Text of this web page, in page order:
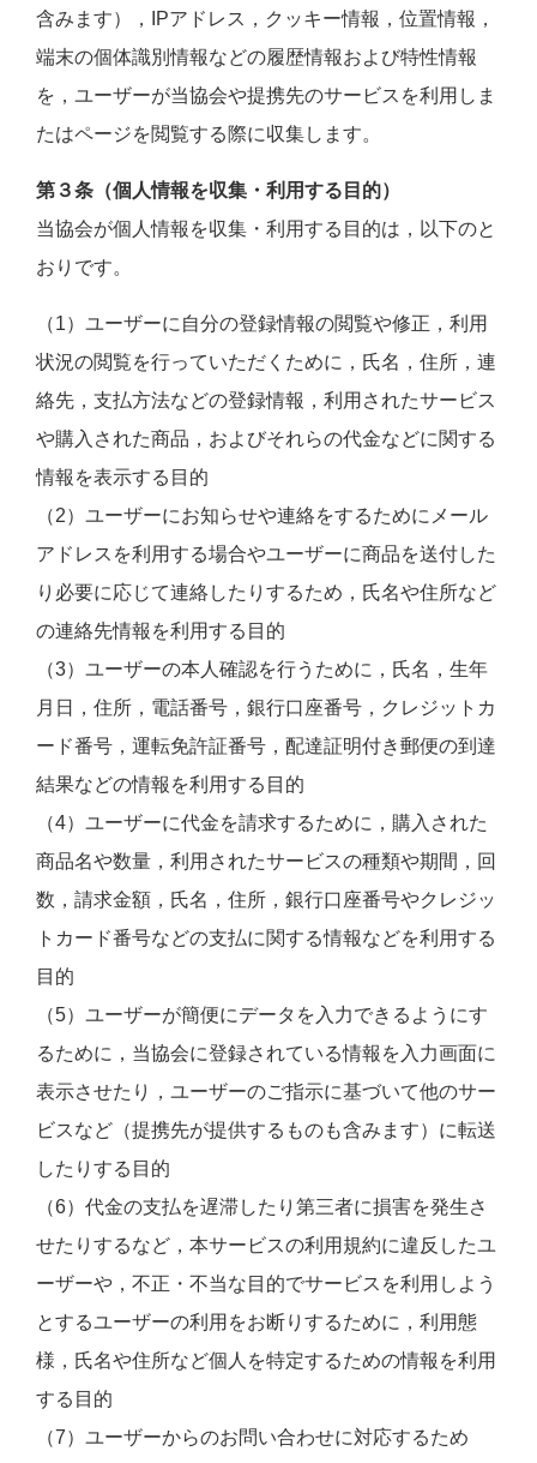
含みます），IPアドレス，クッキー情報，位置情報，
端末の個体識別情報などの履歴情報および特性情報
を，ユーザーが当協会や提携先のサービスを利用しま
たはページを閲覧する際に収集します。
第３条（個人情報を収集・利用する目的）
当協会が個人情報を収集・利用する目的は，以下のと
おりです。
（1）ユーザーに自分の登録情報の閲覧や修正，利用
状況の閲覧を行っていただくために，氏名，住所，連
絡先，支払方法などの登録情報，利用されたサービス
や購入された商品，およびそれらの代金などに関する
情報を表示する目的
（2）ユーザーにお知らせや連絡をするためにメール
アドレスを利用する場合やユーザーに商品を送付した
り必要に応じて連絡したりするため，氏名や住所など
の連絡先情報を利用する目的
（3）ユーザーの本人確認を行うために，氏名，生年
月日，住所，電話番号，銀行口座番号，クレジットカ
ード番号，運転免許証番号，配達証明付き郵便の到達
結果などの情報を利用する目的
（4）ユーザーに代金を請求するために，購入された
商品名や数量，利用されたサービスの種類や期間，回
数，請求金額，氏名，住所，銀行口座番号やクレジッ
トカード番号などの支払に関する情報などを利用する
目的
（5）ユーザーが簡便にデータを入力できるようにす
るために，当協会に登録されている情報を入力画面に
表示させたり，ユーザーのご指示に基づいて他のサー
ビスなど（提携先が提供するものも含みます）に転送
したりする目的
（6）代金の支払を遅滞したり第三者に損害を発生さ
せたりするなど，本サービスの利用規約に違反したユ
ーザーや，不正・不当な目的でサービスを利用しよう
とするユーザーの利用をお断りするために，利用態
様，氏名や住所など個人を特定するための情報を利用
する目的
（7）ユーザーからのお問い合わせに対応するため